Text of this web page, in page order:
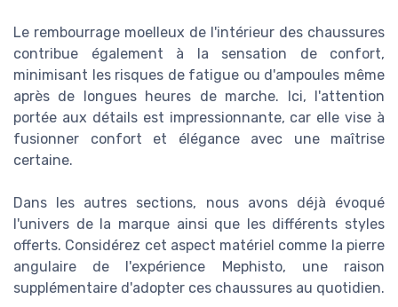
Le rembourrage moelleux de l'intérieur des chaussures
contribue également à la sensation de confort,
minimisant les risques de fatigue ou d'ampoules même
après de longues heures de marche. Ici, l'attention
portée aux détails est impressionnante, car elle vise à
fusionner confort et élégance avec une maîtrise
certaine.
Dans les autres sections, nous avons déjà évoqué
l'univers de la marque ainsi que les différents styles
offerts. Considérez cet aspect matériel comme la pierre
angulaire de l'expérience Mephisto, une raison
supplémentaire d'adopter ces chaussures au quotidien.